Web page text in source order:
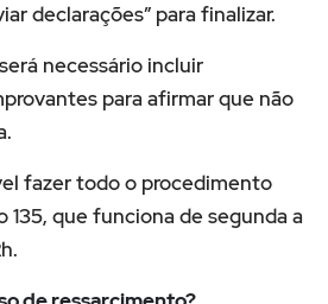
declarações” para finalizar.
necessário incluir
para afirmar que não
fazer todo o procedimento
que funciona de segunda a